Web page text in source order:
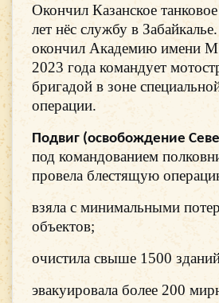
Окончил Казанское
лет нёс службу в
окончил Академию имени
2023 года командует
бригадой в зоне
операции.
Подвиг (освобождение
под командованием
провела блестящую
взяла с минимальными
объектов;
очистила свыше 1500
эвакуировала более 200